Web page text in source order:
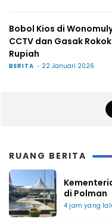
Bobol Kios di
CCTV dan Gasak
Rupiah
BERITA 22 Januari 2026
RUANG BERITA
di Polman
4 jam yang